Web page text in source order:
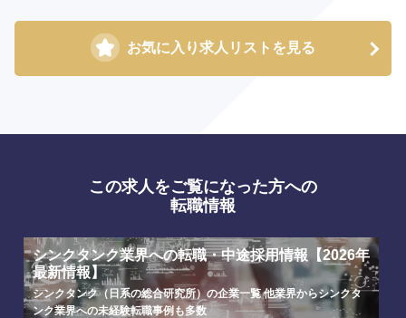
お気に入り求人リストを見る
選択する
選択する
選択する
選択する
この求人をご覧になった方への
転職情報
シンクタンク業界への転職・中途採用情報【2026年
最新情報】
シンクタンク（日系の総合研究所）の企業一覧 他業界からシンクタ
ンク業界への未経験転職事例も多数